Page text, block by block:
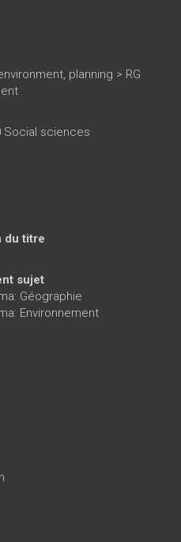
planning > RG
Social sciences
du titre
sujet
Géographie
Environnement